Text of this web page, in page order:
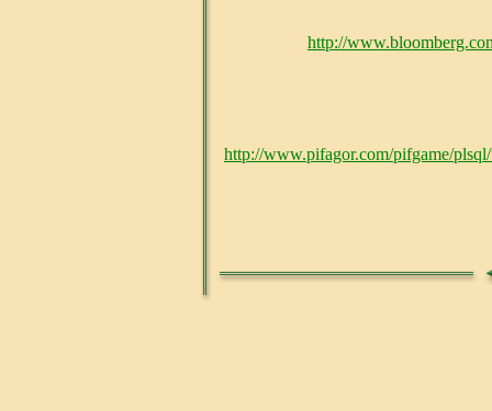
http://
http://www.pifagor.com/pifgame/